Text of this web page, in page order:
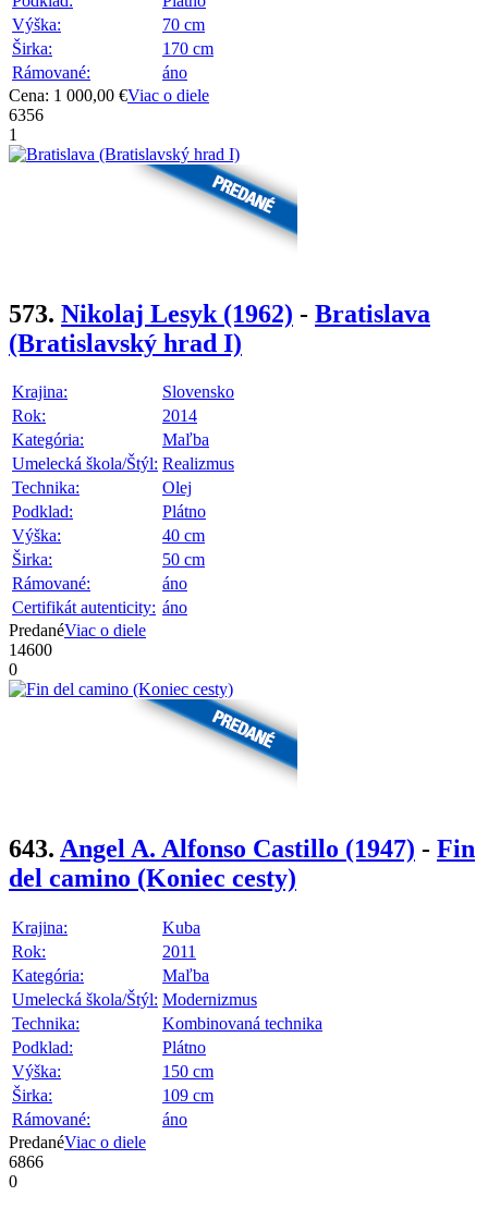
Výška:
70 cm
Širka:
170 cm
Rámované:
áno
Cena: 1 000,00 €Viac o diele
6356
1
573. Nikolaj Lesyk (1962) - Bratislava
(Bratislavský hrad I)
Krajina:
Slovensko
Rok:
2014
Kategória:
Maľba
Umelecká škola/Štýl: Realizmus
Technika:
Olej
Podklad:
Plátno
Výška:
40 cm
Širka:
50 cm
Rámované:
áno
Certifikát autenticity: áno
PredanéViac o diele
14600
0
643. Angel A. Alfonso Castillo (1947) - Fin
del camino (Koniec cesty)
Krajina:
Kuba
Rok:
2011
Kategória:
Maľba
Umelecká škola/Štýl: Modernizmus
Technika:
Kombinovaná technika
Podklad:
Plátno
Výška:
150 cm
Širka:
109 cm
Rámované:
áno
PredanéViac o diele
6866
0